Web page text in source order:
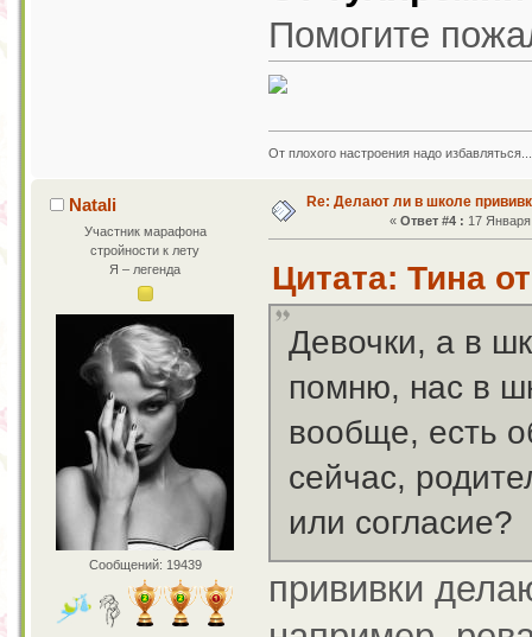
Помогите
От плохого настроения надо
Natali
Участник марафона
стройности к лету
Я – легенда
Сообщений: 19439
Re: Делают ли в школе
«Ответ #4 : 17
Цитата: Тина
Девочки, а в
помню, нас в
вообще, есть
сейчас,
или согласие?
прививки